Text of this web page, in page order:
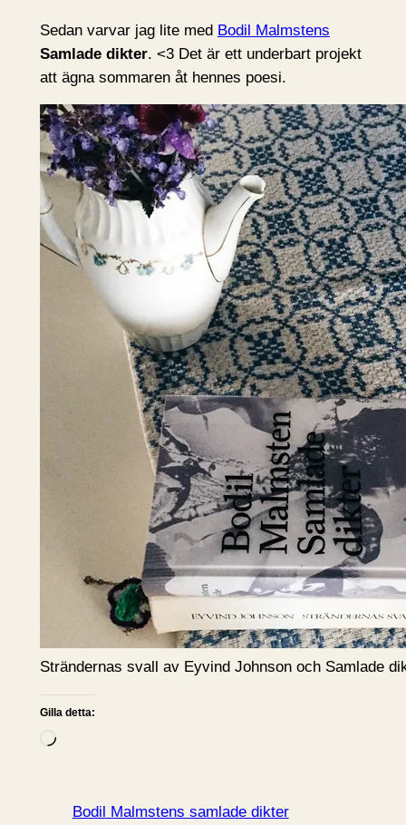
Sedan varvar jag lite med Bodil Malmstens
Samlade dikter. <3 Det är ett underbart projekt
att ägna sommaren åt hennes poesi.
Strändernas svall av Eyvind Johnson och Samlade
Gilla detta:
L
Bodil Malmstens samlade dikter